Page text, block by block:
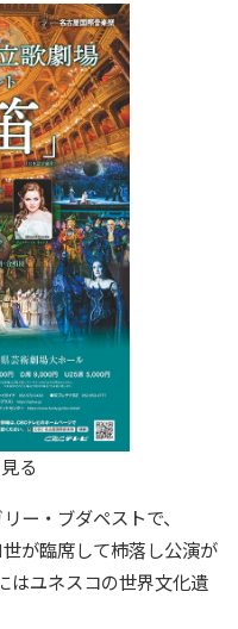
る
ー・ブダペストで、
が臨席して杮落し公演が
はユネスコの世界文化遺